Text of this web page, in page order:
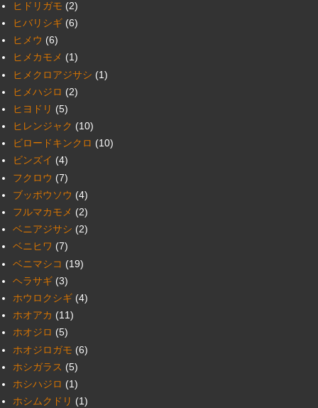
ヒドリガモ (2)
ヒバリシギ (6)
ヒメウ (6)
ヒメカモメ (1)
ヒメクロアジサシ (1)
ヒメハジロ (2)
ヒヨドリ (5)
ヒレンジャク (10)
ビロードキンクロ (10)
ビンズイ (4)
フクロウ (7)
ブッポウソウ (4)
フルマカモメ (2)
ベニアジサシ (2)
ベニヒワ (7)
ベニマシコ (19)
ヘラサギ (3)
ホウロクシギ (4)
ホオアカ (11)
ホオジロ (5)
ホオジロガモ (6)
ホシガラス (5)
ホシハジロ (1)
ホシムクドリ (1)